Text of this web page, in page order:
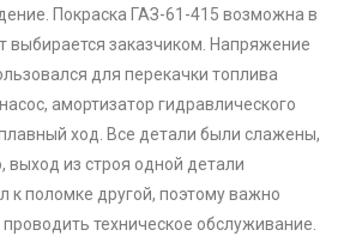
Покраска ГАЗ-61-415 возможна в
выбирается заказчиком. Напряжение
для перекачки топлива
амортизатор гидравлического
ход. Все детали были слажены,
выход из строя одной детали
к поломке другой, поэтому важно
техническое обслуживание.